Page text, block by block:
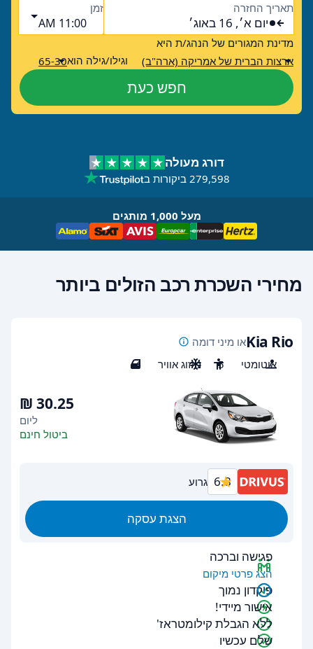
תאריך החזרה
יום א׳, 16 באוג׳
זמן
11:00 AM
מדינת המגורים של הנהג/ת היא
ארצות הברית של אמריקה (ארה"ב)
וגילו/גילה הוא65-30
חפש כעת
דורג מעולה
279,598 ביקורות ב
מעל 1,000 מותגים
מחירי השכרת רכב הזולים ביותר
Kia Rioאו מיני דומה
אוטומטי
5 מיזוג אוויר 4
ליום
ביטול חינם
6.8 גרוע
הצגת עסקה
פגישה וברכה
הצג פרטי מיקום
פיקדון נמוך
אישור מיידי!
ללא הגבלת קילומטראז'
שלם עכשיו